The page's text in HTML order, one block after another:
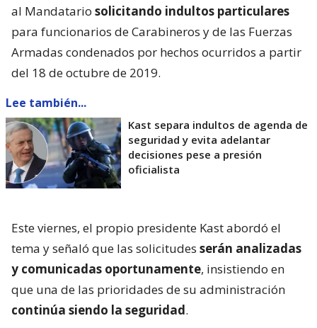
al Mandatario solicitando indultos particulares
para funcionarios de Carabineros y de las Fuerzas
Armadas condenados por hechos ocurridos a partir
del 18 de octubre de 2019.
Lee también...
Kast separa indultos de agenda de
seguridad y evita adelantar
decisiones pese a presión
oficialista
Este viernes, el propio presidente Kast abordó el
tema y señaló que las solicitudes serán analizadas
y comunicadas oportunamente, insistiendo en
que una de las prioridades de su administración
continúa siendo la seguridad.